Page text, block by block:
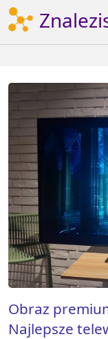
Obraz
Najlepsze